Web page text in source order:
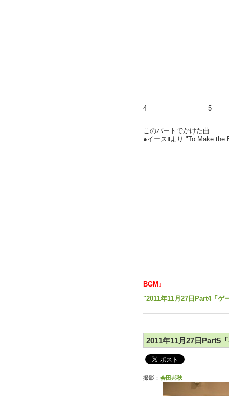
4 5
このパートでかけた曲
●イースⅡより "To Make the
BGM↓
"2011年11月27日Part4「ゲ
2011年11月27日Part5
撮影： 会田邦秋